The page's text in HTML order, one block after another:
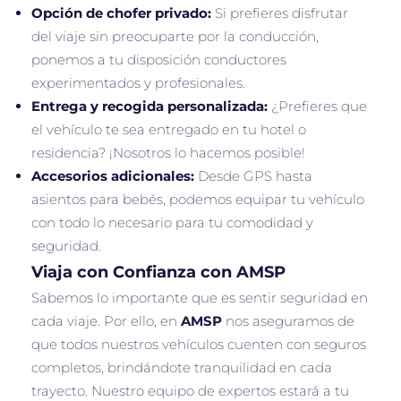
Opción de chofer privado: Si prefieres disfrutar
del viaje sin preocuparte por la conducción,
ponemos a tu disposición conductores
experimentados y profesionales.
Entrega y recogida personalizada: ¿Prefieres que
el vehículo te sea entregado en tu hotel o
residencia? ¡Nosotros lo hacemos posible!
Accesorios adicionales: Desde GPS hasta
asientos para bebés, podemos equipar tu vehículo
con todo lo necesario para tu comodidad y
seguridad.
Viaja con Confianza con AMSP
Sabemos lo importante que es sentir seguridad en
cada viaje. Por ello, en AMSP nos aseguramos de
que todos nuestros vehículos cuenten con seguros
completos, brindándote tranquilidad en cada
trayecto. Nuestro equipo de expertos estará a tu